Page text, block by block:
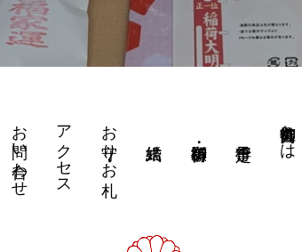
高御位神宮とは
お守り・お札
アクセス
お問い合わせ